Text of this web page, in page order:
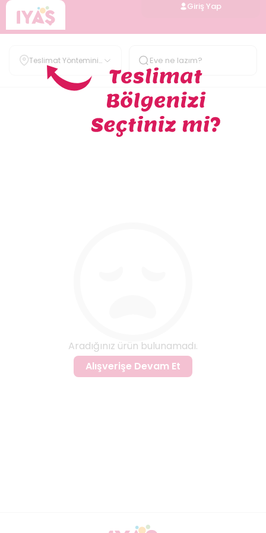
Giriş Yap
Teslimat Yöntemini
Belirle
Aradığınız ürün bulunamadı.
Alışverişe Devam Et